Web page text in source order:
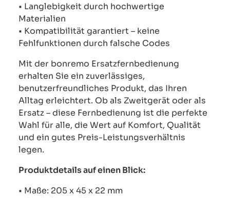
• Langlebigkeit durch hochwertige
Materialien
• Kompatibilität garantiert – keine
Fehlfunktionen durch falsche Codes
Mit der bonremo Ersatzfernbedienung
erhalten Sie ein zuverlässiges,
benutzerfreundliches Produkt, das Ihren
Alltag erleichtert. Ob als Zweitgerät oder als
Ersatz – diese Fernbedienung ist die perfekte
Wahl für alle, die Wert auf Komfort, Qualität
und ein gutes Preis-Leistungsverhältnis
legen.
Produktdetails auf einen Blick:
• Maße: 205 x 45 x 22 mm